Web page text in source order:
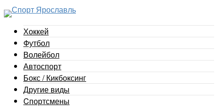
Хоккей
Футбол
Волейбол
Автоспорт
Бокс / Кикбоксинг
Другие виды
Cпортсмены